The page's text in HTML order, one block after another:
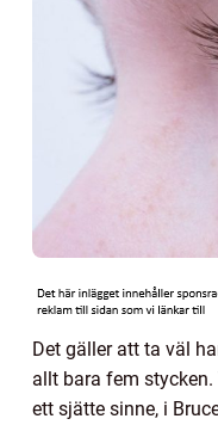
Det gäller att ta väl
allt bara fem
ett sjätte sinne, i